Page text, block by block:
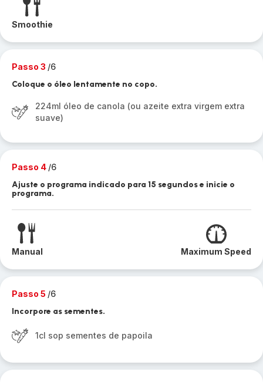
Smoothie
Passo 3 /6
Coloque o óleo lentamente no copo.
224ml óleo de canola (ou azeite extra virgem extra
suave)
Passo 4 /6
Ajuste o programa indicado para 15 segundos e inicie o
programa.
Manual Maximum Speed
Passo 5 /6
Incorpore as sementes.
1cl sop sementes de papoila